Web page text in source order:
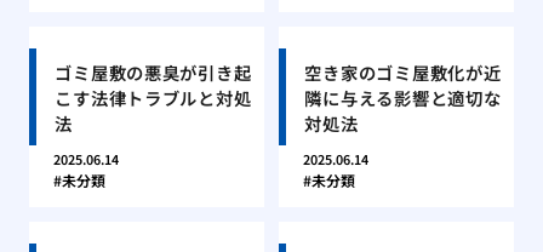
ゴミ屋敷の悪臭が引き起
こす法律トラブルと対処
法
2025.06.14
未分類
空き家のゴミ屋敷化が近
隣に与える影響と適切な
対処法
2025.06.14
未分類